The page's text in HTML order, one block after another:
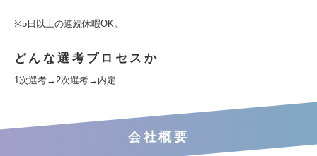
※5日以上の連続休暇OK。
どんな選考プロセスか
1次選考→2次選考→内定
会社概要